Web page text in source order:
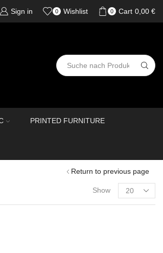
Sign in 0 Wishlist 0 Cart 0,00 €
PRINTED FURNITURE
Return to previous page
Show